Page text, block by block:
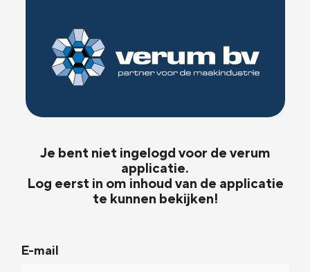
Je bent niet ingelogd voor de verum
applicatie.
Log eerst in om inhoud van de applicatie
te kunnen bekijken!
E-mail